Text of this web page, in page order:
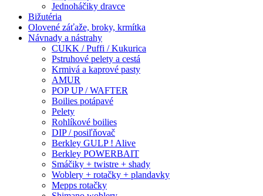
Jednoháčiky dravce
Bižutéria
Olovené záťaže, broky, krmítka
Návnady a nástrahy
CUKK / Puffi / Kukurica
Pstruhové pelety a cestá
Krmivá a kaprové pasty
AMUR
POP UP / WAFTER
Boilies potápavé
Pelety
Rohlíkové boilies
DIP / posiľňovač
Berkley GULP ! Alive
Berkley POWERBAIT
Smáčiky + twistre + shady
Woblery + rotačky + plandavky
Mepps rotačky